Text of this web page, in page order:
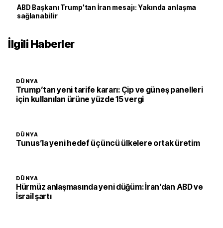
ABD Başkanı Trump'tan İran mesajı: Yakında anlaşma
sağlanabilir
İlgili Haberler
DÜNYA
Trump’tan yeni tarife kararı: Çip ve güneş panelleri
için kullanılan ürüne yüzde 15 vergi
DÜNYA
Tunus’la yeni hedef üçüncü ülkelere ortak üretim
DÜNYA
Hürmüz anlaşmasında yeni düğüm: İran’dan ABD ve
İsrail şartı